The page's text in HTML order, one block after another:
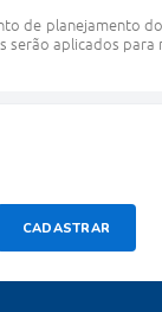
de planejamento
aplicados para
CADASTRAR